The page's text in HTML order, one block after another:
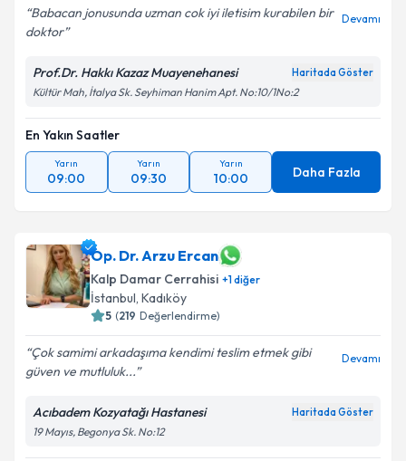
Babacan jonusunda uzman cok iyi iletisim kurabilen bir
doktor
Devamı
Prof.Dr. Hakkı Kazaz Muayenehanesi Haritada Göster
Kültür Mah, İtalya Sk. Seyhiman Hanim Apt. No:10/1No:2
En Yakın Saatler
Yarın
09:00
Yarın
09:30
Yarın
10:00 Daha Fazla
Op. Dr. Arzu Ercan
Kalp Damar Cerrahisi +1diğer
İstanbul, Kadıköy
5 (219 Değerlendirme)
Çok samimi arkadaşıma kendimi teslim etmek gibi
güven ve mutluluk...
Devamı
Acıbadem Kozyatağı Hastanesi Haritada Göster
19 Mayıs, Begonya Sk. No:12